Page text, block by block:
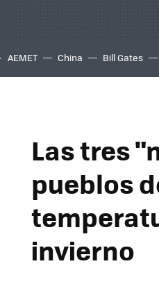
AEMET China Bill Gates
Las tres
pueblos
invierno